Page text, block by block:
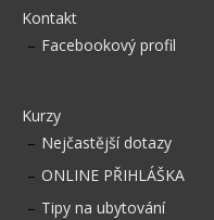
Kontakt
Facebookový profil
Kurzy
Nejčastější dotazy
ONLINE PŘIHLÁŠKA
Tipy na ubytování